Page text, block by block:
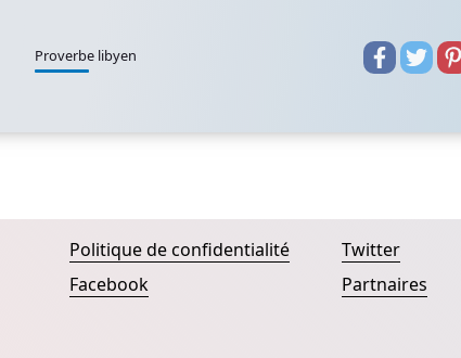
Proverbe libyen
Politique de confidentialité
Facebook
Twitter
Partnaires